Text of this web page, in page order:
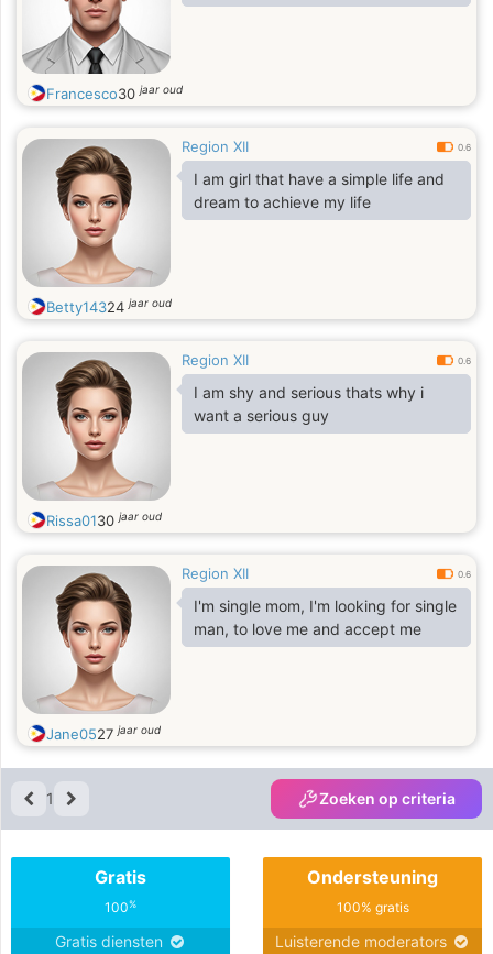
Francesco30jaar oud
Region XII 0.6
I am girl that have a simple life and
dream to achieve my life
Betty14324jaar oud
Region XII 0.6
I am shy and serious thats why i
want a serious guy
Rissa0130jaar oud
Region XII 0.6
I'm single mom, I'm looking for single
man, to love me and accept me
Jane0527jaar oud
1 Zoeken op criteria
Gratis
100%
Gratis diensten
Ondersteuning
100% gratis
Luisterende moderators